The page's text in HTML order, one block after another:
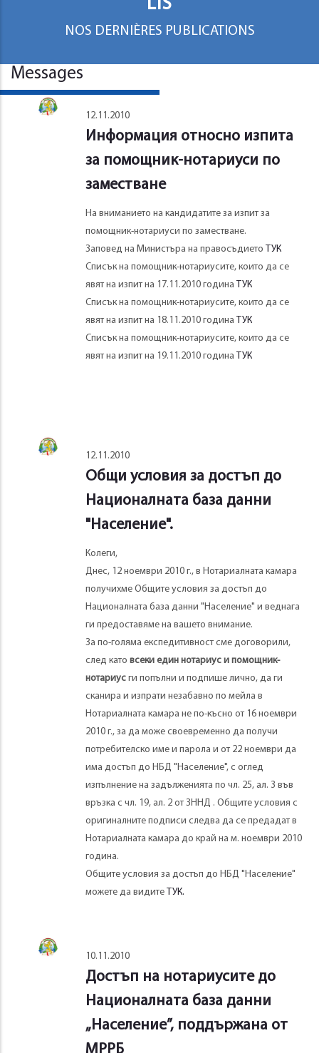
LIS
NOS DERNIÈRES PUBLICATIONS
Messages
12.11.2010
Информация относно изпита
за помощник-нотариуси по
заместване
На вниманието на кандидатите за изпит за
помощник-нотариуси по заместване.
Заповед на Министъра на правосъдието ТУК
Списък на помощник-нотариусите, които да се
явят на изпит на 17.11.2010 година ТУК
Списък на помощник-нотариусите, които да се
явят на изпит на 18.11.2010 година ТУК
Списък на помощник-нотариусите, които да се
явят на изпит на 19.11.2010 година ТУК
12.11.2010
Общи условия за достъп до
Националната база данни
"Население".
Колеги,
Днес, 12 ноември 2010 г., в Нотариалната камара
получихме Общите условия за достъп до
Националната база данни "Население" и веднага
ги предоставяме на вашето внимание.
За по-голяма експедитивност сме договорили,
след като всеки един нотариус и помощник-
нотариусги попълни и подпише лично, да ги
сканира и изпрати незабавно по мейла в
Нотариалната камара не по-късно от 16 ноември
2010 г., за да може своевременно да получи
потребителско име и парола и от 22 ноември да
има достъп до НБД "Население", с оглед
изпълнение на задълженията по чл. 25, ал. 3 във
връзка с чл. 19, ал. 2 от ЗННД . Общите условия с
оригиналните подписи следва да се предадат в
Нотариалната камара до край на м. ноември 2010
година.
Общите условия за достъп до НБД "Население"
можете да видите ТУК.
10.11.2010
Достъп на нотариусите до
Националната база данни
„Население”, поддържана от